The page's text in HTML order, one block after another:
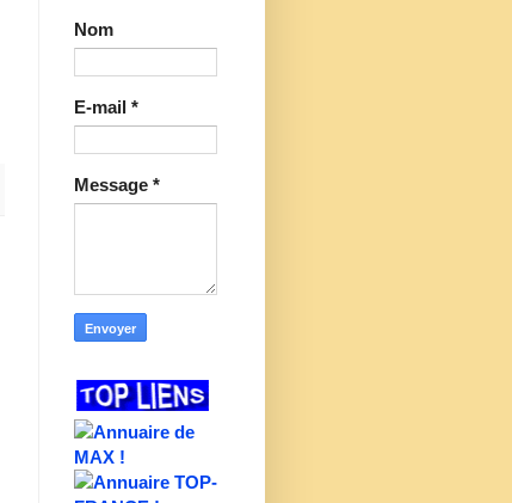
Nom
E-mail *
Message *